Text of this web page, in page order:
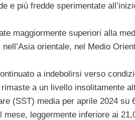
e più fredde sperimentate
maggiormente superiori alla
orientale, nel Medio
a indebolirsi verso
a un livello insolitamente
(SST) media per aprile 2024 su
leggermente inferiore ai